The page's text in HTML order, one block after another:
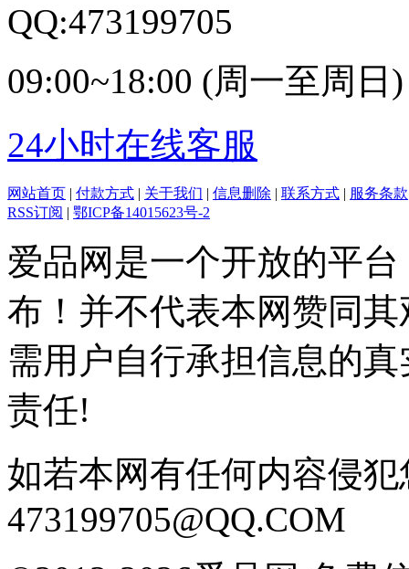
QQ:473199705
09:00~18:00 (周一至周日)
24小时在线客服
网站首页 | 付款方式 | 关于我们 | 信息删除 | 联系方式 | 服务条款
RSS订阅 | 鄂ICP备14015623号-2
爱品网是一个开放的平
布！并不代表本网赞同
需用户自行承担信息的
责任!
如若本网有任何内容侵
473199705@QQ.COM